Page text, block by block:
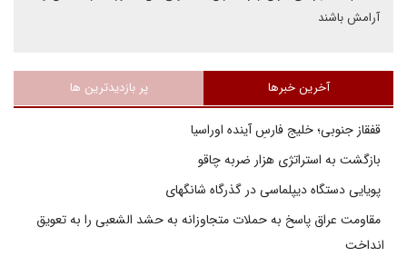
آرامش باشند
آخرین خبرها پر بازدیدترین ها
قفقاز جنوبی؛ خلیج فارسِ آینده اوراسیا
بازگشت به استراتژی هزار ضربه چاقو
پویایی دستگاه دیپلماسی در گذرگاه شانگهای
مقاومت عراق پاسخ به حملات متجاوزانه به حشد الشعبی را به تعویق
انداخت